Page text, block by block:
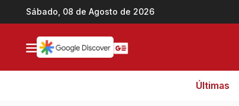
Ir direto pro conteúdo
Sábado, 08 de Agosto de 2026
Últimas